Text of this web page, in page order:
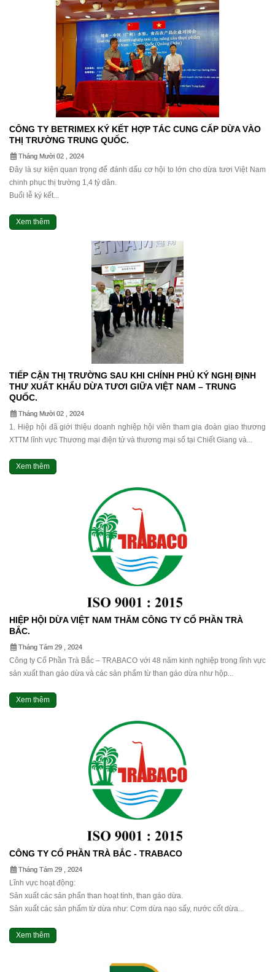
CÔNG TY BETRIMEX KÝ KẾT HỢP TÁC CUNG CẤP DỪA VÀO
THỊ TRƯỜNG TRUNG QUỐC.
Tháng Mười 02 , 2024
Đây là sự kiện quan trọng để đánh dấu cơ hội to lớn cho dừa tươi Việt Nam
chinh phục thị trường 1,4 tỷ dân.
Buổi lễ ký kết...
Xem thêm
TIẾP CẬN THỊ TRƯỜNG SAU KHI CHÍNH PHỦ KÝ NGHỊ ĐỊNH
THƯ XUẤT KHẨU DỪA TƯƠI GIỮA VIỆT NAM – TRUNG
QUỐC.
Tháng Mười 02 , 2024
1. Hiệp hội đã giới thiệu doanh nghiệp hội viên tham gia đoàn giao thương
XTTM lĩnh vực Thương mại điện tử và thương mại số tại Chiết Giang và...
Xem thêm
HIỆP HỘI DỪA VIỆT NAM THĂM CÔNG TY CỔ PHẦN TRÀ
BẮC.
Tháng Tám 29 , 2024
Công ty Cổ Phần Trà Bắc – TRABACO với 48 năm kinh nghiệp trong lĩnh vực
sản xuất than gáo dừa và các sản phẩm từ than gáo dừa như hộp...
Xem thêm
CÔNG TY CỔ PHẦN TRÀ BẮC - TRABACO
Tháng Tám 29 , 2024
Lĩnh vực hoạt động:
Sản xuất các sản phẩn than hoạt tính, than gáo dừa.
Sản xuất các sản phẩm từ dừa như: Cơm dừa nạo sấy, nước cốt dừa...
Xem thêm